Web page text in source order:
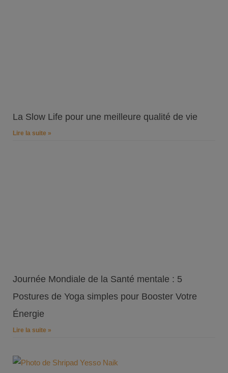
La Slow Life pour une meilleure qualité de vie
Lire la suite »
Journée Mondiale de la Santé mentale : 5
Postures de Yoga simples pour Booster Votre
Énergie
Lire la suite »